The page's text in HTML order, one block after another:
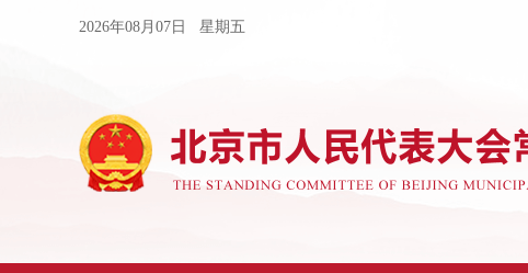
2026年08月07日 星期五